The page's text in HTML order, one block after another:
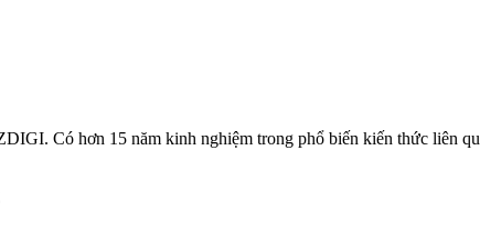
Có hơn 15 năm kinh nghiệm trong phổ biến kiến thức liên